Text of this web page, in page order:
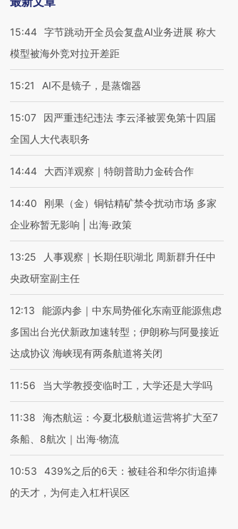
15:44 字节跳动开全员会复盘AI业务进展 称大
模型被海外竞对拉开差距
15:21 AI不是镜子，是蒸馏器
15:07
因严重违纪违法 李云泽被罢免第十四届
全国人大代表职务
14:44 大西洋观察｜特朗普助力金砖合作
14:40
刚果（金）铜钴精矿禁令扰动市场 多家
企业称暂无影响 | 出海·政策
13:25
人事观察｜长期任职湖北 周新群升任中
央政研室副主任
12:13
能源内参｜中东局势催化东南亚能源焦虑
多国出台光伏新政加速转型；伊朗称与阿曼接近
达成协议 海峡现有两条航道将关闭
11:56 当大学教授变临时工，大学还是大学吗
11:38
海杰航运：今夏北极航道运营将扩大至7
条船、8航次｜出海·物流
10:53
439%之后的6天：被硅谷和华尔街追捧
的天才，为何走入杠杆误区